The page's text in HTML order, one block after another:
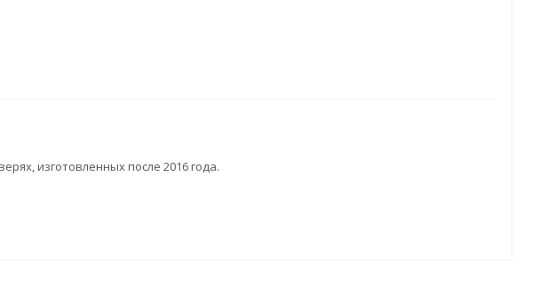
изготовленных после 2016 года.